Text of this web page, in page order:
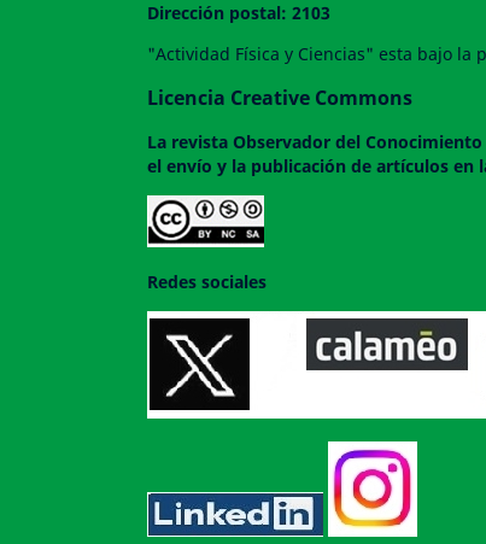
Dirección postal: 2103
"Actividad Física y Ciencias" esta bajo la
Licencia Creative Commons
La revista Observador del Conocimiento
el envío y la publicación de artículos
Redes sociales